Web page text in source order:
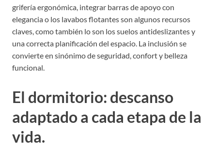
grifería ergonómica, integrar barras de apoyo con
elegancia o los lavabos flotantes son algunos recursos
claves, como también lo son los suelos antideslizantes y
una correcta planificación del espacio. La inclusión se
convierte en sinónimo de seguridad, confort y belleza
funcional.
El dormitorio: descanso
adaptado a cada etapa de la
vida.